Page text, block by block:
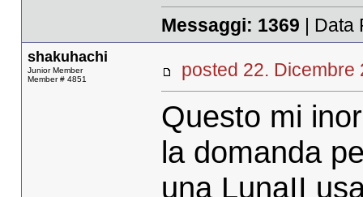
Messaggi: 1369 | Data
shakuhachi
Junior Member
Member # 4851
posted 22.
Questo mi
la domanda
una LunaII